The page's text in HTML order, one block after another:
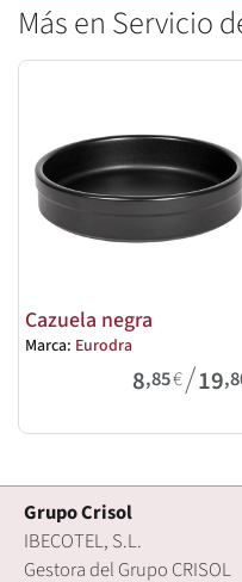
Más en Servicio
Cazuela negra
Marca: Eurodra
8,85€/19
Grupo Crisol
IBECOTEL, S.L.
Gestora del Grupo CRISOL